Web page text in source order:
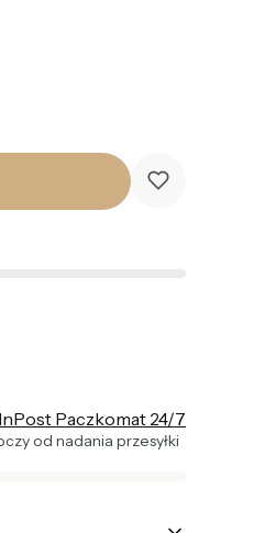
Paczkomat 24/7
od nadania przesyłki